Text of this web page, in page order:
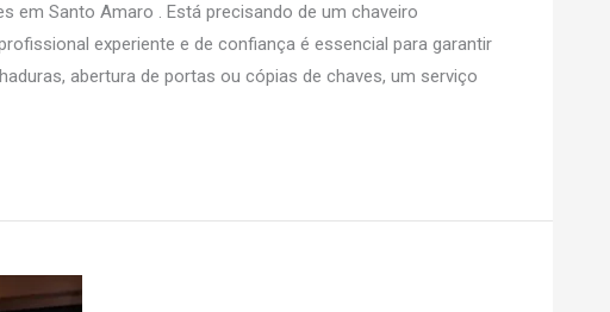
em Santo Amaro . Está precisando de um chaveiro
experiente e de confiança é essencial para garantir
abertura de portas ou cópias de chaves, um serviço